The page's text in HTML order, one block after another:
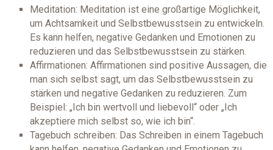
Meditation: Meditation ist eine großartige Möglichkeit,
um Achtsamkeit und Selbstbewusstsein zu entwickeln.
Es kann helfen, negative Gedanken und Emotionen zu
reduzieren und das Selbstbewusstsein zu stärken.
Affirmationen: Affirmationen sind positive Aussagen, die
man sich selbst sagt, um das Selbstbewusstsein zu
stärken und negative Gedanken zu reduzieren. Zum
Beispiel: „Ich bin wertvoll und liebevoll“ oder „Ich
akzeptiere mich selbst so, wie ich bin“.
Tagebuch schreiben: Das Schreiben in einem Tagebuch